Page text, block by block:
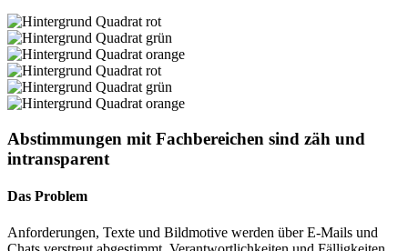
Abstimmungen mit Fach­bereichen sind zäh und
intransparent
Das Problem
Anforderungen, Texte und Bildmotive werden über E‑Mails und